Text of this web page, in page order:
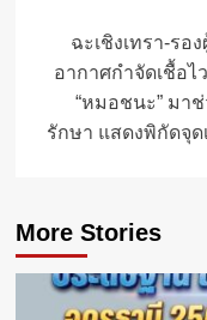
ฉะเชิงเทรา-รอ
อากาศกำจัดเชื้อ
“หมอชนะ” มา
รักษา แสดงพิกัดจุด
More Stories